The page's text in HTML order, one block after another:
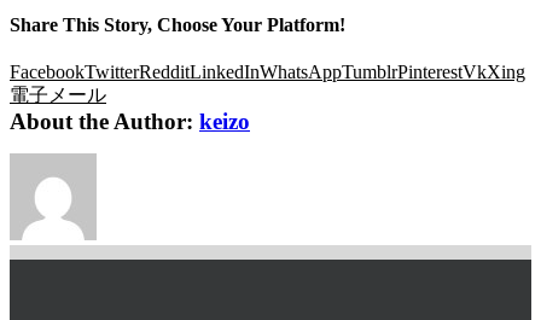
Share This Story, Choose Your Platform!
FacebookTwitterRedditLinkedInWhatsAppTumblrPinterestVkXing
電子メール
About the Author: keizo